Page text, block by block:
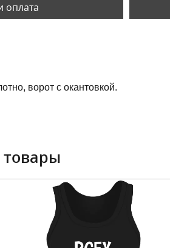
оплата
ворот с окантовкой.